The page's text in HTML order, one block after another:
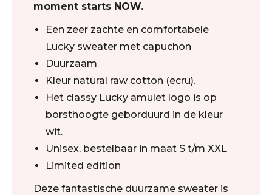
moment starts NOW.
Een zeer zachte en comfortabele
Lucky sweater met capuchon
Duurzaam
Kleur natural raw cotton (ecru).
Het classy Lucky amulet logo is op
borsthoogte geborduurd in de kleur
wit.
Unisex, bestelbaar in maat S t/m XXL
Limited edition
Deze fantastische duurzame sweater is